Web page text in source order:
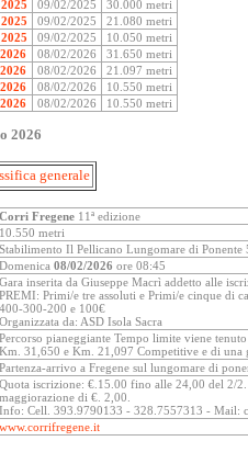
09/02/2025
30.000 metri
09/02/2025
21.080 metri
09/02/2025
10.050 metri
08/02/2026
31.650 metri
08/02/2026
21.097 metri
08/02/2026
10.550 metri
08/02/2026 10.550 metri
2026
generale
Corri Fregene 11ª edizione
10.550 metri
Stabilimento Il Pellicano Lungomare di Ponente
Domenica 08/02/2026 ore 08:45
Gara inserita da Giuseppe Macrì addetto alle
PREMI: Primi/e tre assoluti e Primi/e cinque di
400-300-200 e 100€
Organizzata da: ASD Isola Sacra
Percorso pianeggiante Tempo limite viene
Km. 31,650 e Km. 21,097 Competitive e di
Partenza-arrivo a Fregene sul lungomare di
Quota iscrizione: €.15.00 fino alle 24,00 del 2/
maggiorazione di €. 2,00.
Info: Cell. 393.9790133 - 328.7557313 - Mail:
www.corrifregene.it